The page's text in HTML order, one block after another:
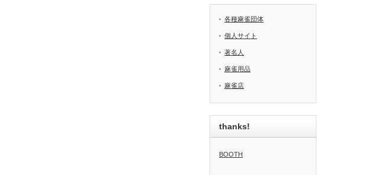
各種麻雀団体
個人サイト
著名人
麻雀用品
麻雀店
thanks!
BOOTH